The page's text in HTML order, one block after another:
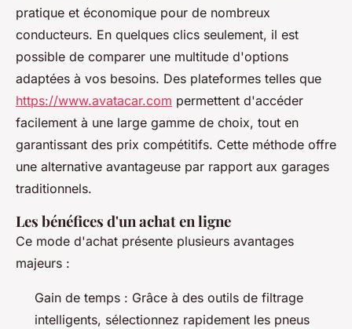
pratique et économique pour de nombreux
conducteurs. En quelques clics seulement, il est
possible de comparer une multitude d'options
adaptées à vos besoins. Des plateformes telles que
https://www.avatacar.com permettent d'accéder
facilement à une large gamme de choix, tout en
garantissant des prix compétitifs. Cette méthode offre
une alternative avantageuse par rapport aux garages
traditionnels.
Les bénéfices d'un achat en ligne
Ce mode d'achat présente plusieurs avantages
majeurs :
Gain de temps : Grâce à des outils de filtrage
intelligents, sélectionnez rapidement les pneus